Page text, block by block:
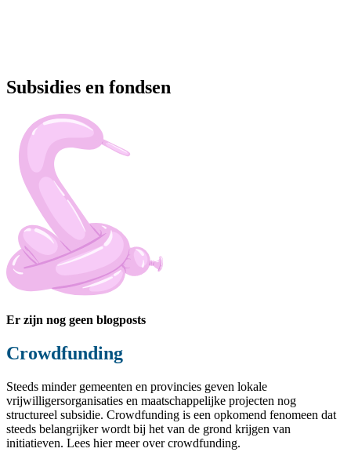
Subsidies en fondsen
Er zijn nog geen blogposts
Crowdfunding
Steeds minder gemeenten en provincies geven lokale
vrijwilligersorganisaties en maatschappelijke projecten nog
structureel subsidie. Crowdfunding is een opkomend fenomeen dat
steeds belangrijker wordt bij het van de grond krijgen van
initiatieven. Lees hier meer over crowdfunding.